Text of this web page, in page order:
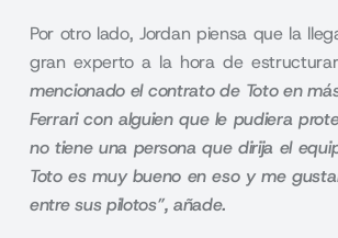
Por otro lado, Jordan piensa que la
gran experto a la hora de
mencionado el contrato de Toto en
Ferrari con alguien que le pudiera
no tiene una persona que dirija el
Toto es muy bueno en eso y me
entre sus pilotos”, añade.